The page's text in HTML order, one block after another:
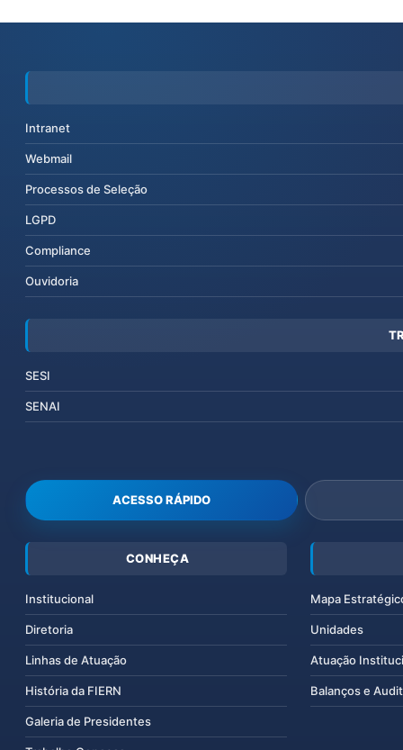
Intranet
Webmail
Processos de Seleção
LGPD
Compliance
Ouvidoria
SESI
SENAI
ACESSO RÁPIDO
CONHEÇA
Institucional
Diretoria
Linhas de Atuação
História da FIERN
Galeria de Presidentes
Mapa
Unidades
Atuação
Balanços e